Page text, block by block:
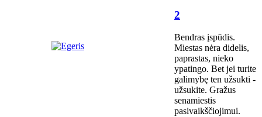
2
Bendras įspūdis.
Miestas nėra didelis,
paprastas, nieko
ypatingo. Bet jei turite
galimybę ten užsukti -
užsukite. Gražus
senamiestis
pasivaikščiojimui.